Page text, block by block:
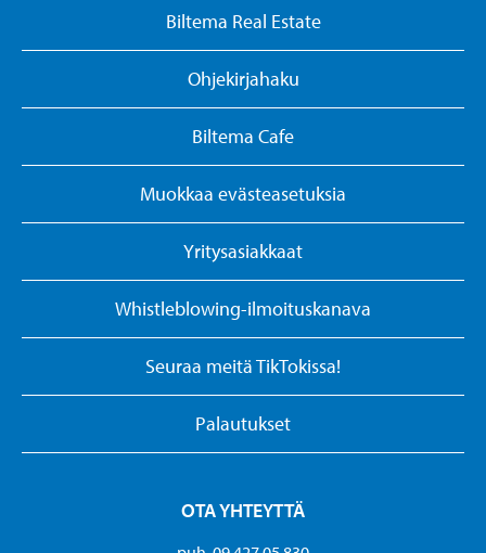
Biltema Real Estate
Ohjekirjahaku
Biltema Cafe
Muokkaa evästeasetuksia
Yritysasiakkaat
Whistleblowing-ilmoituskanava
Seuraa meitä TikTokissa!
Palautukset
OTA YHTEYTTÄ